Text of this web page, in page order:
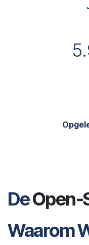
DeOpen-
Waarom